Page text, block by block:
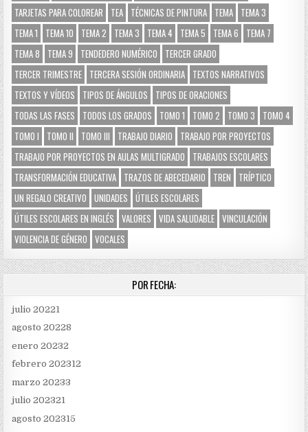
TARJETAS PARA COLOREAR
TEA TÉCNICAS DE PINTURA TEMA TEMA 3
TEMA 1
TEMA 10 TEMA 2 TEMA 3 TEMA 4 TEMA 5 TEMA 6
TEMA 7
TEMA 8
TEMA 9 TENDEDERO NUMÉRICO
TERCER GRADO
TERCER TRIMESTRE TERCERA SESIÓN ORDINARIA TEXTOS NARRATIVOS
TEXTOS Y VÍDEOS
TIPOS DE ÁNGULOS
TIPOS DE ORACIONES
TODAS LAS FASES
TODOS LOS GRADOS TOMO 1 TOMO 2 TOMO 3
TOMO 4
TOMO I
TOMO II TOMO III TRABAJO DIARIO
TRABAJO POR PROYECTOS
TRABAJO POR PROYECTOS EN AULAS MULTIGRADO
TRABAJOS ESCOLARES
TRANSFORMACIÓN EDUCATIVA TRAZOS DE ABECEDARIO TREN
TRÍPTICO
UN REGALO CREATIVO
UNIDADES
ÚTILES ESCOLARES
ÚTILES ESCOLARES EN INGLÉS
VALORES VIDA SALUDABLE VINCULACIÓN
VIOLENCIA DE GÉNERO
VOCALES
POR FECHA:
julio 20221
agosto 20228
enero 20232
febrero 202312
marzo 20233
julio 202321
agosto 202315